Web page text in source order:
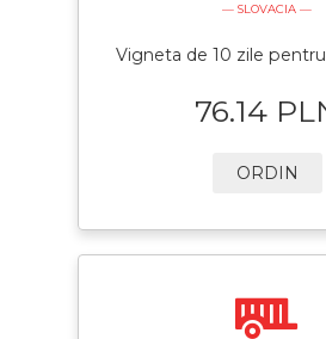
— SLOVACIA —
Vigneta de 10 zile
76.14
ORDIN